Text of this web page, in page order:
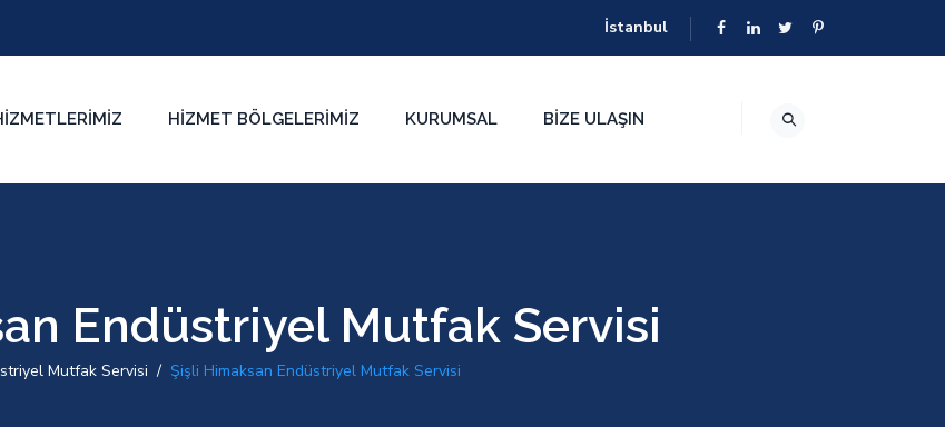
İstanbul
HIZMET BÖLGELERIMIZ KURUMSAL BIZE ULAŞIN
Endüstriyel Mutfak Servisi
Mutfak Servisi / Şişli Himaksan Endüstriyel Mutfak Servisi